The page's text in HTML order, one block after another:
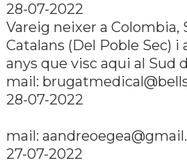
28-07-2022
Vareig neixer a Colombia,
Catalans (Del Poble Sec) i
anys que visc aqui al Sud
mail:
28-07-2022
mail:
27-07-2022